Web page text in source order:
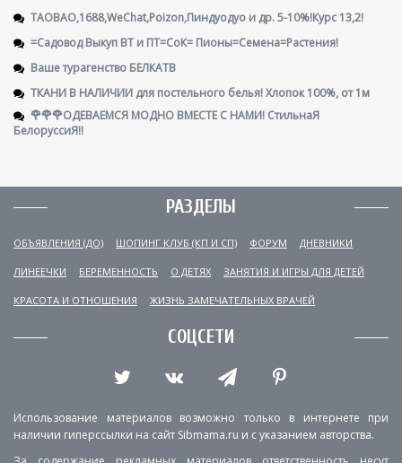
TAOBAO,1688,WeChat,Poizon,Пиндуодуо и др. 5-10%!Курс 13,2!
=Садовод Выкуп ВТ и ПТ=СоК= Пионы=Семена=Растения!
Ваше турагенство БЕЛКАТВ
ТКАНИ В НАЛИЧИИ для постельного белья! Хлопок 100%, от 1м
🌹🌹🌹ОДЕВАЕМСЯ МОДНО ВМЕСТЕ С НАМИ! СтильнаЯ
БелоруссиЯ‼
РАЗДЕЛЫ
ОБЪЯВЛЕНИЯ (ДО) ШОПИНГ КЛУБ (КП И СП) ФОРУМ ДНЕВНИКИ
ЛИНЕЕЧКИ БЕРЕМЕННОСТЬ О ДЕТЯХ ЗАНЯТИЯ И ИГРЫ ДЛЯ ДЕТЕЙ
КРАСОТА И ОТНОШЕНИЯ ЖИЗНЬ ЗАМЕЧАТЕЛЬНЫХ ВРАЧЕЙ
СОЦСЕТИ
Использование материалов возможно только в интернете при
наличии гиперссылки на сайт Sibmama.ru и с указанием авторства.